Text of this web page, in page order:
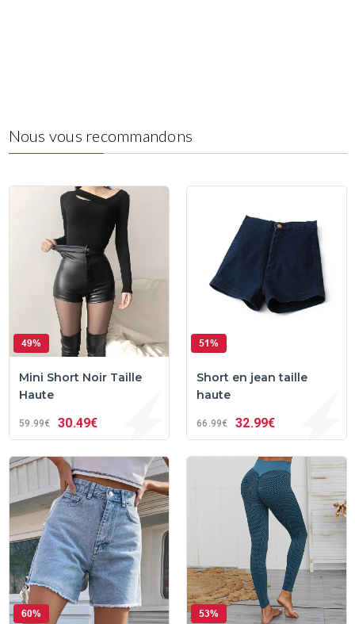
Nous vous recommandons
49%
Mini Short Noir Taille
Haute
59 99€ 30 49€
51%
Short en jean taille
haute
66 99€ 32 99€
60% 53%